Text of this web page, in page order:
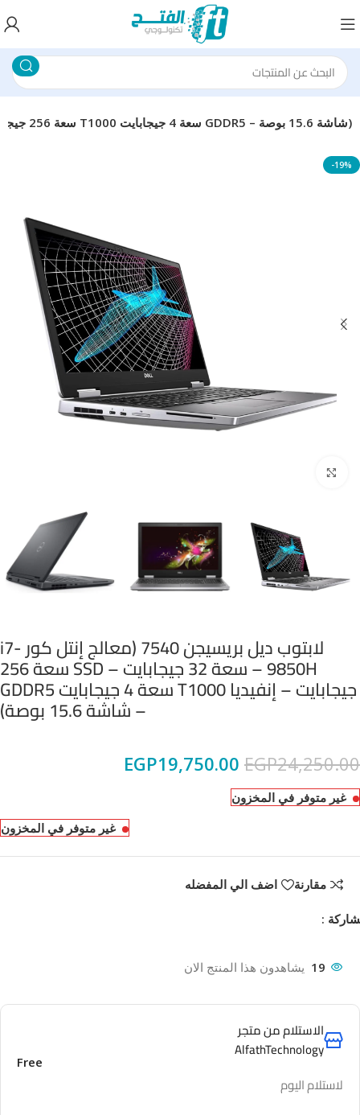
لابتوب ديل بريسيجن 7540 (معالج إنتل كور i7-9850H – سعة 32 جيجابايت – SSD سعة 256 جيجابايت – إنفيديا T1000 سعة 4 جيجابايت GDDR5 – شاشة 15.6 بوصة)
-19%
لابتوب ديل بريسيجن 7540 (معالج إنتل كور i7-
9850H – سعة 32 جيجابايت – SSD سعة 256
جيجابايت – إنفيديا T1000 سعة 4 جيجابايت GDDR5
– شاشة 15.6 بوصة)
EGP24,250.00
EGP19,750.00
غير متوفر في المخزون
غير متوفر في المخزون
مقارنة اضف الي المفضله
:
19 يشاهدون هذا المنتج الان
الاستلام من متجر
AlfathTechnology
لاستلام اليوم
Free